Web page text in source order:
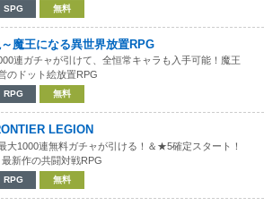
SPG 無料
～魔王になる異世界放置RPG
連ガチャが引けて、全恒常キャラも入手可能！魔王
のドット絵放置RPG
RPG 無料
LEGION
大1000連無料ガチャが引ける！＆★5確定スタート！
最新作の共闘対戦RPG
RPG 無料